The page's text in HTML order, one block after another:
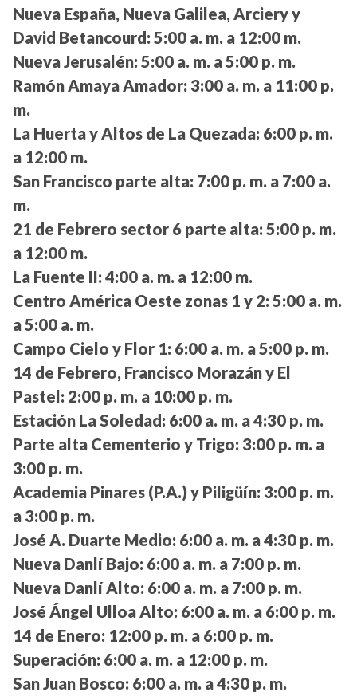
Nueva España, Nueva Galilea, Arciery y
David Betancourd: 5:00 a. m. a 12:00 m.
Nueva Jerusalén: 5:00 a. m. a 5:00 p. m.
Ramón Amaya Amador: 3:00 a. m. a 11:00 p.
m.
La Huerta y Altos de La Quezada: 6:00 p. m.
a 12:00 m.
San Francisco parte alta: 7:00 p. m. a 7:00 a.
m.
21 de Febrero sector 6 parte alta: 5:00 p. m.
a 12:00 m.
La Fuente II: 4:00 a. m. a 12:00 m.
Centro América Oeste zonas 1 y 2: 5:00 a. m.
a 5:00 a. m.
Campo Cielo y Flor 1: 6:00 a. m. a 5:00 p. m.
14 de Febrero, Francisco Morazán y El
Pastel: 2:00 p. m. a 10:00 p. m.
Estación La Soledad: 6:00 a. m. a 4:30 p. m.
Parte alta Cementerio y Trigo: 3:00 p. m. a
3:00 p. m.
Academia Pinares (P.A.) y Piligüín: 3:00 p. m.
a 3:00 p. m.
José A. Duarte Medio: 6:00 a. m. a 4:30 p. m.
Nueva Danlí Bajo: 6:00 a. m. a 7:00 p. m.
Nueva Danlí Alto: 6:00 a. m. a 7:00 p. m.
José Ángel Ulloa Alto: 6:00 a. m. a 6:00 p. m.
14 de Enero: 12:00 p. m. a 6:00 p. m.
Superación: 6:00 a. m. a 12:00 p. m.
San Juan Bosco: 6:00 a. m. a 4:30 p. m.